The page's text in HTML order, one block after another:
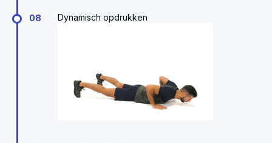
08 Dynamisch opdrukken